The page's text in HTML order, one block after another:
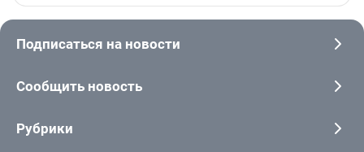
Подписаться на новости
Сообщить новость
Рубрики